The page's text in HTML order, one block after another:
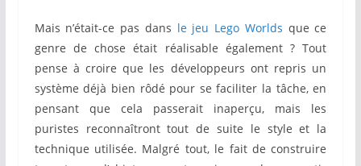
Mais n’était-ce pas dans le jeu Lego Worlds que ce
genre de chose était réalisable également ? Tout
pense à croire que les développeurs ont repris un
système déjà bien rôdé pour se faciliter la tâche, en
pensant que cela passerait inaperçu, mais les
puristes reconnaîtront tout de suite le style et la
technique utilisée. Malgré tout, le fait de construire